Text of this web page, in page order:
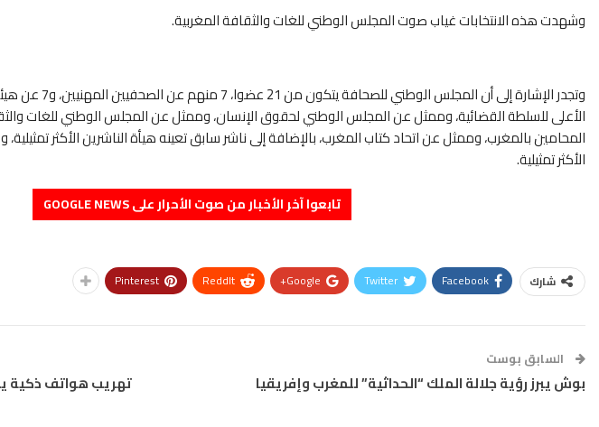
وشهدت هذه الانتخابات غياب صوت المجلس الوطني للغات والثقافة المغربية.
وتجدر الإشارة إلى
الأعلى للسلطة القضائية، وممثل عن المجلس الوطني لحقوق الإنسان، وممثل عن المجلس الوطني للغات
المحامين بالمغرب، وممثل عن اتحاد كتاب المغرب، بالإضافة إلى ناشر سابق تعينه هيأة الناشرين الأكثر
الأكثر تمثيلية.
تابعوا آخر الأخبار من صوت الأحرار على GOOGLE NEWS
شارك Facebook
Twitter
Google+
ReddIt
Pinterest
السابق بوست
بوش يبرز رؤية جلالة الملك “الحداثية” للمغرب وإفريقيا تهريب هواتف ذكية